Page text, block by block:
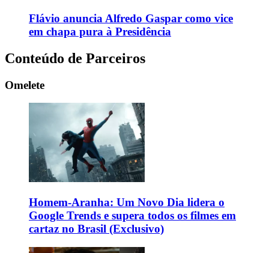
Flávio anuncia Alfredo Gaspar como vice
em chapa pura à Presidência
Conteúdo de Parceiros
Omelete
Homem-Aranha: Um Novo Dia lidera o
Google Trends e supera todos os filmes em
cartaz no Brasil (Exclusivo)